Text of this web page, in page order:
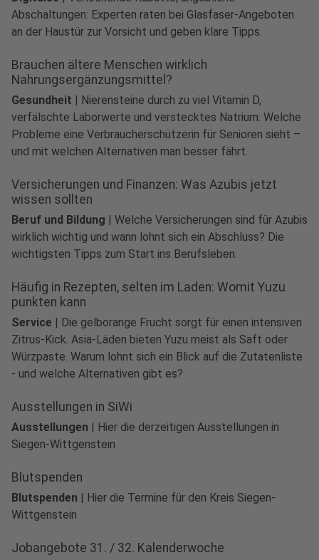
Abschaltungen: Experten raten bei Glasfaser-Angeboten
an der Haustür zur Vorsicht und geben klare Tipps.
Brauchen ältere Menschen wirklich
Nahrungsergänzungsmittel?
Gesundheit | Nierensteine durch zu viel Vitamin D,
verfälschte Laborwerte und verstecktes Natrium: Welche
Probleme eine Verbraucherschützerin für Senioren sieht –
und mit welchen Alternativen man besser fährt.
Versicherungen und Finanzen: Was Azubis jetzt
wissen sollten
Beruf und Bildung | Welche Versicherungen sind für Azubis
wirklich wichtig und wann lohnt sich ein Abschluss? Die
wichtigsten Tipps zum Start ins Berufsleben.
Häufig in Rezepten, selten im Laden: Womit Yuzu
punkten kann
Service | Die gelborange Frucht sorgt für einen intensiven
Zitrus-Kick. Asia-Läden bieten Yuzu meist als Saft oder
Würzpaste. Warum lohnt sich ein Blick auf die Zutatenliste
- und welche Alternativen gibt es?
Ausstellungen in SiWi
Ausstellungen | Hier die derzeitigen Ausstellungen in
Siegen-Wittgenstein
Blutspenden
Blutspenden | Hier die Termine für den Kreis Siegen-
Wittgenstein
Jobangebote 31. / 32. Kalenderwoche